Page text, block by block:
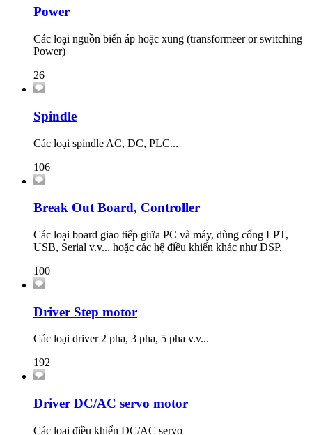
Power
Các loại nguồn biến áp hoặc xung (transformeer or switching
Power)
26
Spindle
Các loại spindle AC, DC, PLC...
106
Break Out Board, Controller
Các loại board giao tiếp giữa PC và máy, dùng cổng LPT,
USB, Serial v.v... hoặc các hệ điều khiển khác như DSP.
100
Driver Step motor
Các loại driver 2 pha, 3 pha, 5 pha v.v...
192
Driver DC/AC servo motor
Các loại điều khiển DC/AC servo